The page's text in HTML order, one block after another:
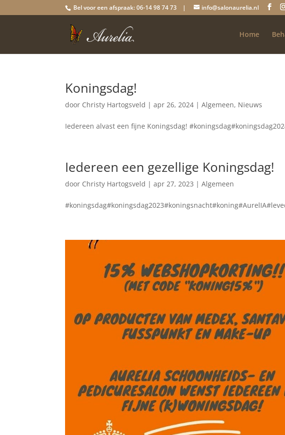
Bel voor een afspraak: 06-14 98 74 73 | info@salonaurelia.nl
Home
Koningsdag!
door Christy Hartogsveld |apr 26, 2024 |Algemeen, Nieuws
Iedereen alvast een fijne Koningsdag!
Iedereen een gezellige Koningsdag!
door Christy Hartogsveld |apr 27, 2023 |Algemeen